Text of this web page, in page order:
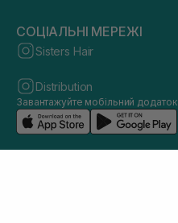
СОЦІАЛЬНІ МЕРЕЖІ
Sisters Hair
Distribution
Завантажуйте мобільний додаток